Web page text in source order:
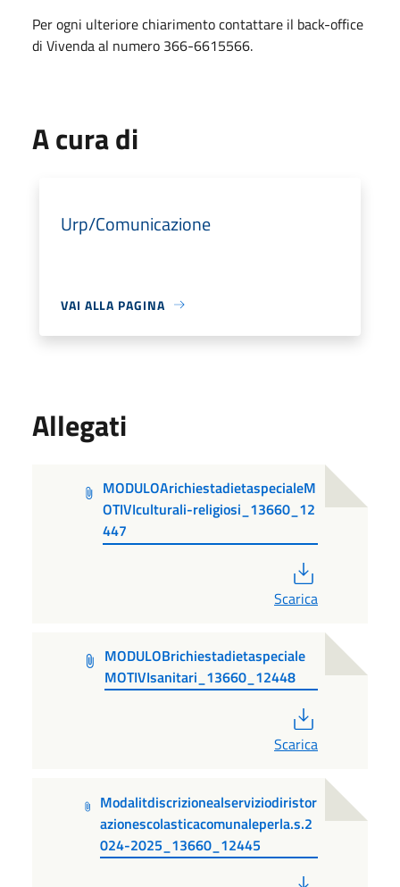
Per ogni ulteriore chiarimento contattare il back-office
di Vivenda al numero 366-6615566.
A cura di
Urp/Comunicazione
VAI ALLA PAGINA
Allegati
MODULOArichiestadietaspecialeM
OTIVIculturali-religiosi_13660_12
447
Scarica
MODULOBrichiestadietaspeciale
MOTIVIsanitari_13660_12448
Scarica
Modalitdiscrizionealserviziodiristor
azionescolasticacomunaleperla.s.2
024-2025_13660_12445